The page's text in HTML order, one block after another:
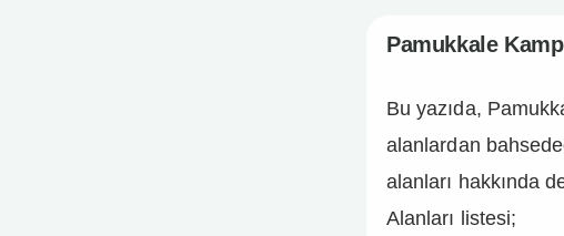
Pamukkale
Pamukkale
Bu yazıda,
alanlardan
alanları hakkında
Alanları listesi;